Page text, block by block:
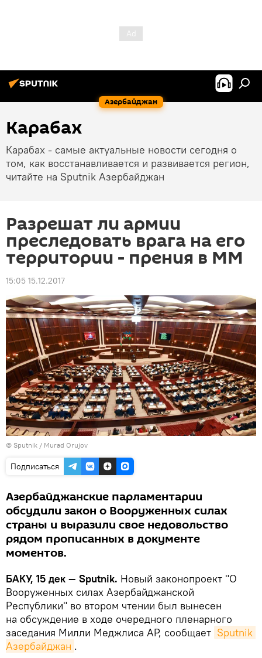
Азербайджан
Карабах
Карабах - самые актуальные новости сегодня о
том, как восстанавливается и развивается регион,
читайте на Sputnik Азербайджан
Разрешат ли армии
преследовать врага на его
территории - прения в ММ
15:05 15.12.2017
© Sputnik / Murad Orujov
Подписаться
Азербайджанские парламентарии
обсудили закон о Вооруженных силах
страны и выразили свое недовольство
рядом прописанных в документе
моментов.
БАКУ, 15 дек — Sputnik. Новый законопроект "О
Вооруженных силах Азербайджанской
Республики" во втором чтении был вынесен
на обсуждение в ходе очередного пленарного
заседания Милли Меджлиса АР, сообщает Sputnik
Азербайджан .